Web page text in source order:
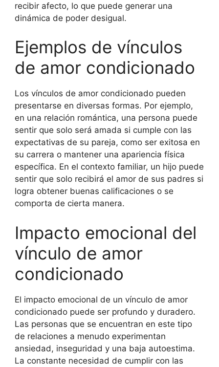
recibir afecto, lo que puede generar una
dinámica de poder desigual.
Ejemplos de vínculos
de amor condicionado
Los vínculos de amor condicionado pueden
presentarse en diversas formas. Por ejemplo,
en una relación romántica, una persona puede
sentir que solo será amada si cumple con las
expectativas de su pareja, como ser exitosa en
su carrera o mantener una apariencia física
específica. En el contexto familiar, un hijo puede
sentir que solo recibirá el amor de sus padres si
logra obtener buenas calificaciones o se
comporta de cierta manera.
Impacto emocional del
vínculo de amor
condicionado
El impacto emocional de un vínculo de amor
condicionado puede ser profundo y duradero.
Las personas que se encuentran en este tipo
de relaciones a menudo experimentan
ansiedad, inseguridad y una baja autoestima.
La constante necesidad de cumplir con las